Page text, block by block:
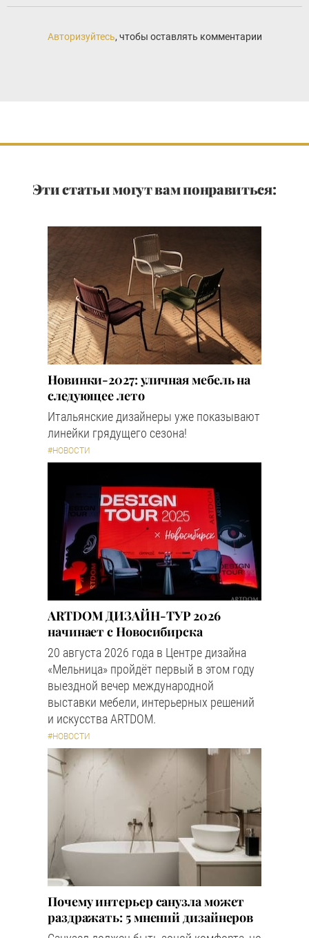
Авторизуйтесь, чтобы оставлять комментарии
Эти статьи могут вам понравиться:
Новинки-2027: уличная мебель на
следующее лето
Итальянские дизайнеры уже показывают
линейки грядущего сезона!
#НОВОСТИ
ARTDOM ДИЗАЙН-ТУР 2026
начинает с Новосибирска
20 августа 2026 года в Центре дизайна
«Мельница» пройдёт первый в этом году
выездной вечер международной
выставки мебели, интерьерных решений
и искусства ARTDOM.
#НОВОСТИ
Почему интерьер санузла может
раздражать: 5 мнений дизайнеров